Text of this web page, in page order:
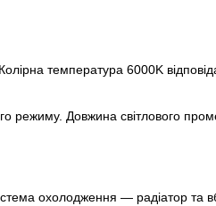
температура 6000K
режиму. Довжина світлового
охолодження — радіатор та